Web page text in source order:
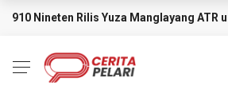
BREAKING NEWS
910 Nineten Rilis Yuza Manglayang ATR